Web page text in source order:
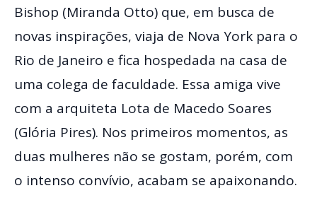
Bishop (Miranda Otto) que, em busca de
novas inspirações, viaja de Nova York para o
Rio de Janeiro e fica hospedada na casa de
uma colega de faculdade. Essa amiga vive
com a arquiteta Lota de Macedo Soares
(Glória Pires). Nos primeiros momentos, as
duas mulheres não se gostam, porém, com
o intenso convívio, acabam se apaixonando.